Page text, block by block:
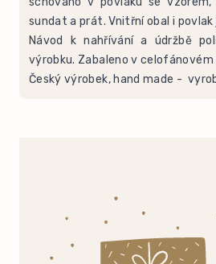
sundat a prát. Vnitřní obal i povlak
Návod k nahřívání a údržbě
výrobku. Zabaleno v celofánovém
Český výrobek, hand made -